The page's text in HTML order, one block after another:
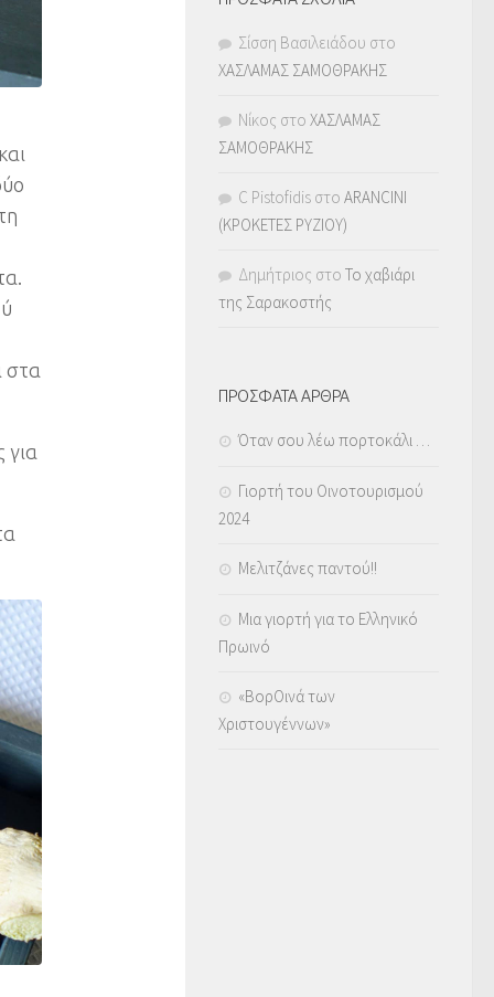
στα
για
Σίσση Βασιλειάδου στο
ΧΑΣΛΑΜΑΣ ΣΑΜΟΘΡΑΚΗΣ
Νίκος στο ΧΑΣΛΑΜΑΣ
ΣΑΜΟΘΡΑΚΗΣ
C Pistofidis στο ARANCINI
(ΚΡΟΚΕΤΕΣ ΡΥΖΙΟΥ)
Δημήτριος στο Το χαβιάρι
της Σαρακοστής
ΠΡΟΣΦΑΤΑ ΑΡΘΡΑ
Όταν σου λέω πορτοκάλι …
Γιορτή του Οινοτουρισμού
2024
Μελιτζάνες παντού!!
Μια γιορτή για το Ελληνικό
Πρωινό
«ΒορΟινά των
Χριστουγέννων»